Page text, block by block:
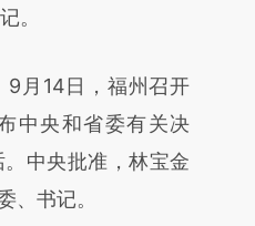
在偏差。不代表财
。
14日，福州召开
中央和省委有关决
中央批准，林宝金
、书记。